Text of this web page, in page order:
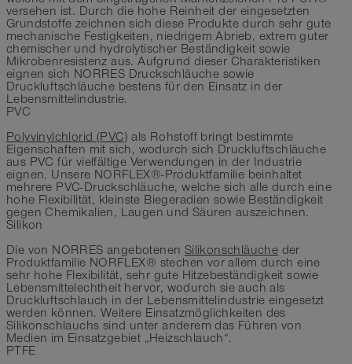
versehen ist. Durch die hohe Reinheit der eingesetzten
Grundstoffe zeichnen sich diese Produkte durch sehr gute
mechanische Festigkeiten, niedrigem Abrieb, extrem guter
chemischer und hydrolytischer Beständigkeit sowie
Mikrobenresistenz aus. Aufgrund dieser Charakteristiken
eignen sich NORRES Druckschläuche sowie
Druckluftschläuche bestens für den Einsatz in der
Lebensmittelindustrie.
PVC
Polyvinylchlorid (PVC) als Rohstoff bringt bestimmte
Eigenschaften mit sich, wodurch sich Druckluftschläuche
aus PVC für vielfältige Verwendungen in der Industrie
eignen. Unsere NORFLEX®-Produktfamilie beinhaltet
mehrere PVC-Druckschläuche, welche sich alle durch eine
hohe Flexibilität, kleinste Biegeradien sowie Beständigkeit
gegen Chemikalien, Laugen und Säuren auszeichnen.
Silikon
Die von NORRES angebotenen Silikonschläuche der
Produktfamilie NORFLEX® stechen vor allem durch eine
sehr hohe Flexibilität, sehr gute Hitzebeständigkeit sowie
Lebensmittelechtheit hervor, wodurch sie auch als
Druckluftschlauch in der Lebensmittelindustrie eingesetzt
werden können. Weitere Einsatzmöglichkeiten des
Silikonschlauchs sind unter anderem das Führen von
Medien im Einsatzgebiet „Heizschlauch“.
PTFE